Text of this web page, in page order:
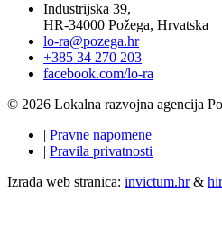
Industrijska 39,
HR-34000 Požega, Hrvatska
lo-ra@pozega.hr
+385 34 270 203
facebook.com/lo-ra
© 2026 Lokalna razvojna agencija
| Pravne napomene
| Pravila privatnosti
Izrada web stranica: invictum.hr&